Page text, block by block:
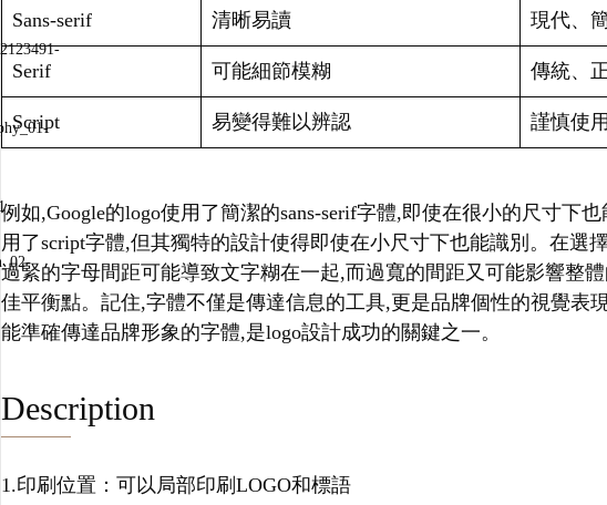
Sans-serif 清晰易讀 現代、
Serif 可能細節模糊 傳統、
Script 易變得難以辨認 謹慎使
例如,Google的logo使用了簡潔的sans-serif字體,即使在很小的尺寸下
用了script字體,但其獨特的設計使得即使在小尺寸下也能識別。在選
過緊的字母間距可能導致文字糊在一起,而過寬的間距又可能影響整
佳平衡點。記住,字體不僅是傳達信息的工具,更是品牌個性的視覺表
能準確傳達品牌形象的字體,是logo設計成功的關鍵之一。
Description
1.印刷位置：可以局部印刷LOGO和標語